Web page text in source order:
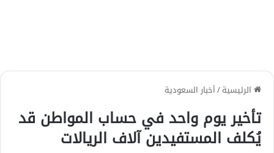
الرئيسية/أخبار السعودية
تأخير يوم واحد في حساب المواطن قد
يُكلف المستفيدين آلاف الريالات